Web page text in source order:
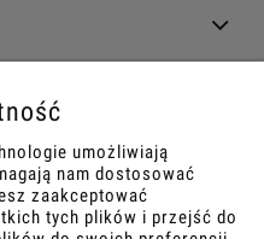
umożliwiają
nam dostosować
zaakceptować
tych plików i przejść do